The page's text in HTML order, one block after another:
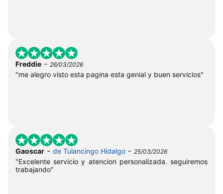
Freddie - 26/03/2026
"me alegro visto esta pagina esta genial y buen servicios"
Gaoscar - de Tulancingo Hidalgo - 25/03/2026
"Excelente servicio y atencion personalizada. seguiremos
trabajando"